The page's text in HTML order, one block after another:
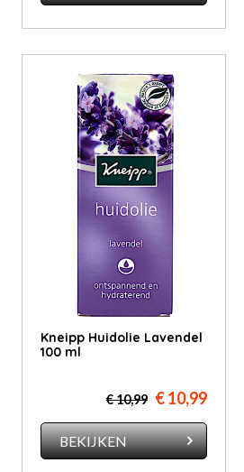
Kneipp Huidolie Lavendel
100 ml
€ 10,99 € 10,99
BEKIJKEN